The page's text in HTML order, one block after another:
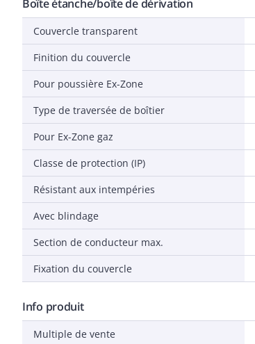
Boîte étanche/boîte de dérivation
Couvercle transparent
Finition du couvercle
Pour poussière Ex-Zone
Type de traversée de boîtier
Pour Ex-Zone gaz
Classe de protection (IP)
Résistant aux intempéries
Avec blindage
Section de conducteur max.
Fixation du couvercle
Info produit
Multiple de vente